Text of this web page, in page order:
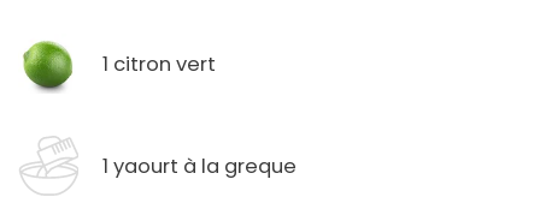
1 citron vert
1 yaourt à la greque